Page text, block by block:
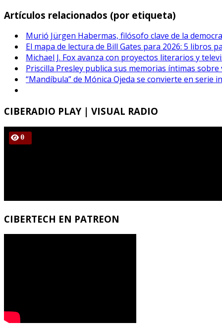
Artículos relacionados (por etiqueta)
Murió Jürgen Habermas, filósofo clave de la
El mapa de lectura de Bill Gates para 2026: 5 libros
Michael J. Fox avanza con proyectos literarios y
Priscilla Presley publica sus memorias íntimas
“Mandíbula” de Mónica Ojeda se convierte en serie
CIBERADIO PLAY | VISUAL RADIO
CIBERTECH EN PATREON